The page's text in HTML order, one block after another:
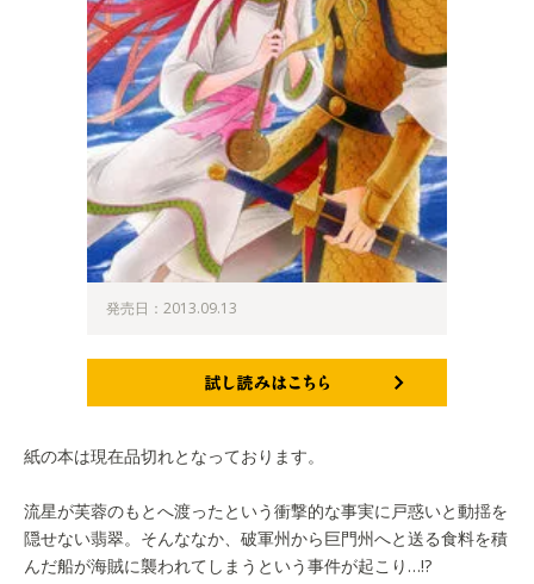
発売日：2013.09.13
紙の本は現在品切れとなっております。
流星が芙蓉のもとへ渡ったという衝撃的な事実に戸惑いと動揺を
隠せない翡翠。そんななか、破軍州から巨門州へと送る食料を積
んだ船が海賊に襲われてしまうという事件が起こり…!?